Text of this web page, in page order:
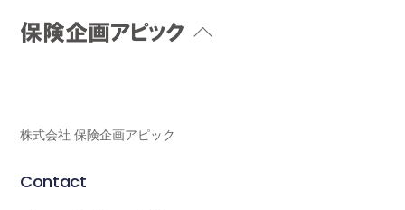
Back
株式会社 保険企画アピック
Contact